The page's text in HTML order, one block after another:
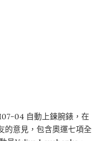
04 自動上鍊腕錶，在
的意見，包含奧運七項全